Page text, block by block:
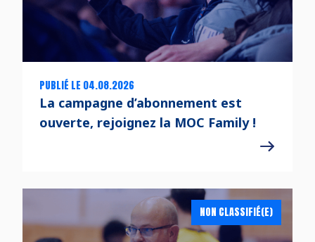
PUBLIÉ LE 04.08.2026
La campagne d’abonnement est
ouverte, rejoignez la MOC Family !
NON CLASSIFIÉ(E)